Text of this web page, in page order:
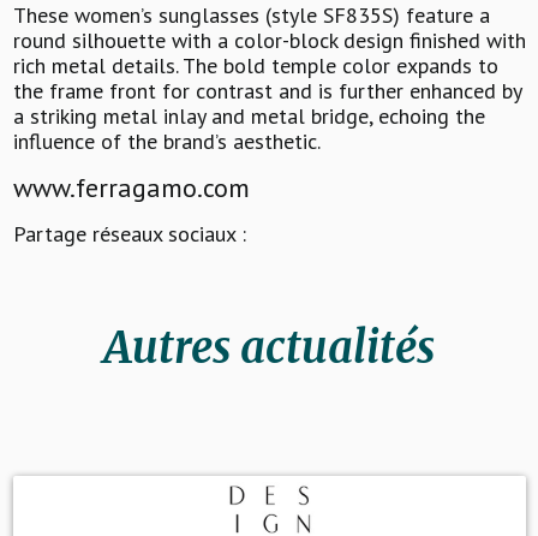
These women’s sunglasses (style SF835S) feature a
round silhouette with a color-block design finished with
rich metal details. The bold temple color expands to
the frame front for contrast and is further enhanced by
a striking metal inlay and metal bridge, echoing the
influence of the brand’s aesthetic.
www.ferragamo.com
Partage réseaux sociaux :
Autres actualités